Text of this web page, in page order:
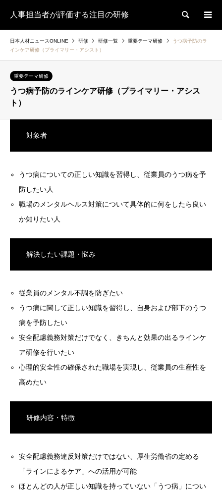
人事担当者が評価する注目の研修 検索
日本人材ニュースONLINE 研修 研修一覧 重要テーマ研修
うつ病予防のラ
インケア研修（プライマリー・アシスト）
重要テーマ研修
うつ病予防のラインケア研修（プライマリー・アシス
ト）
対象者
うつ病についての正しい知識を習得し、従業員のうつ病を予
防したい人
職場のメンタルヘルス対策について具体的に何をしたら良い
か知りたい人
解決したい課題・悩み
従業員のメンタル不調を防ぎたい
うつ病に関して正しい知識を習得し、自身および部下のうつ
病を予防したい
安全配慮義務対策だけでなく、きちんと効果の出るラインケ
ア研修を行いたい
心理的安全性の確保された職場を実現し、従業員の生産性を
高めたい
研修内容・特徴
安全配慮義務違反対策だけではない、厚生労働省の定める
「ラインによるケア」への活用が可能
ほとんどの人が正しい知識を持っていない「うつ病」につい